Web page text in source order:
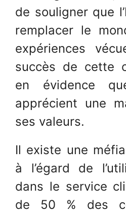
de souligner que
remplacer le
expériences
succès de cette
en évidence
apprécient une
ses valeurs.
Il existe une
à l’égard de
dans le service
de 50 % des